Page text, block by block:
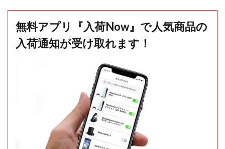
無料アプリ『入荷Now』で人気商品の
入荷通知が受け取れます！